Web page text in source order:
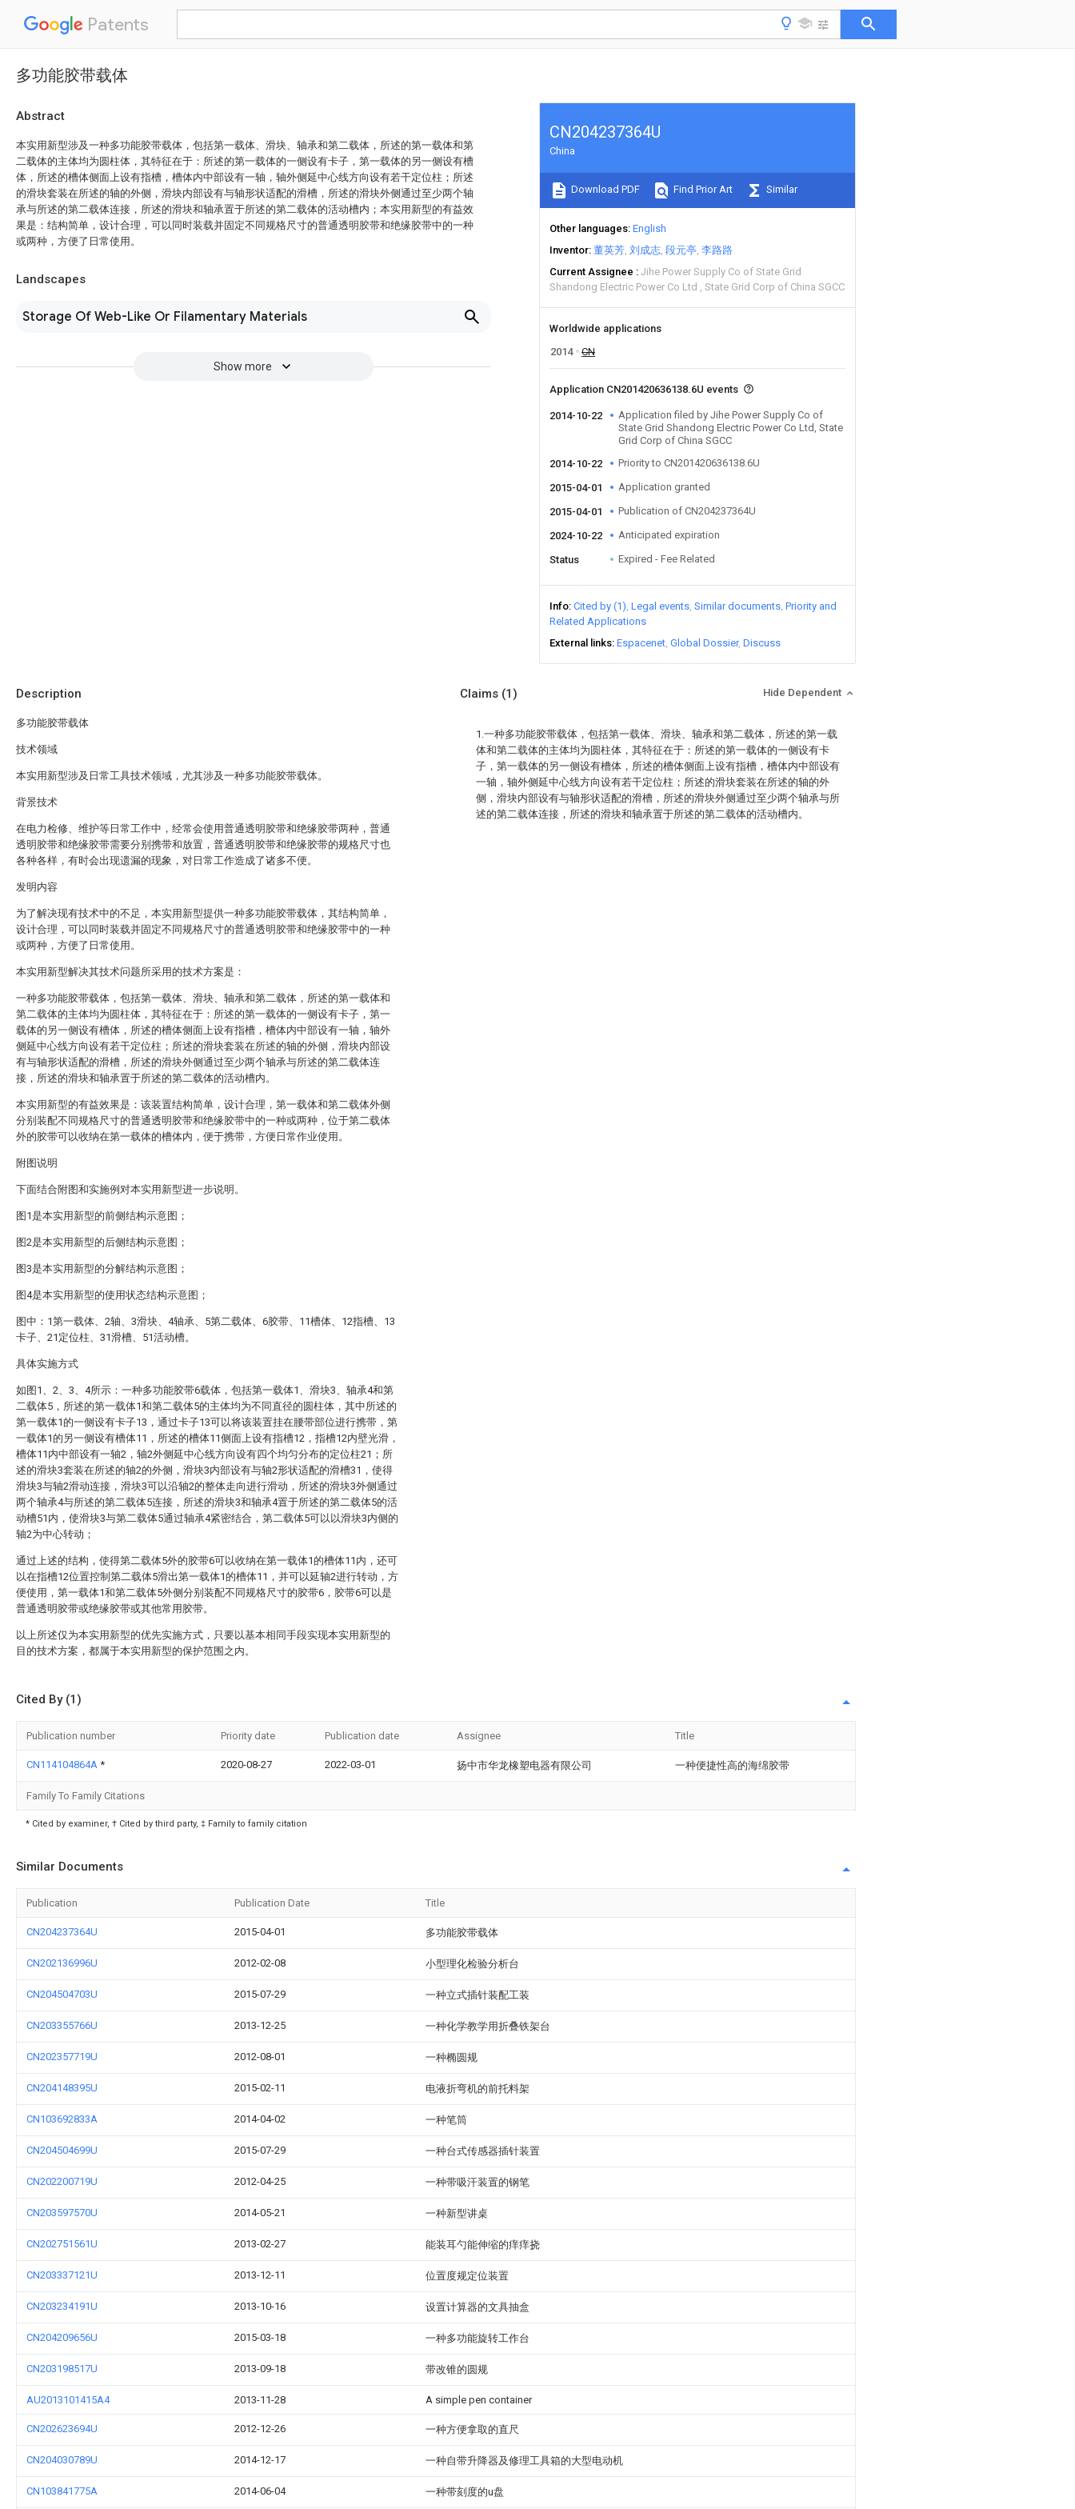
Patents
多功能胶带载体
Abstract
本实用新型涉及一种多功能胶带载体，包括第一载体、滑块、轴承和第二载体，所述的第一载体和第
二载体的主体均为圆柱体，其特征在于：所述的第一载体的一侧设有卡子，第一载体的另一侧设有槽
体，所述的槽体侧面上设有指槽，槽体内中部设有一轴，轴外侧延中心线方向设有若干定位柱；所述
的滑块套装在所述的轴的外侧，滑块内部设有与轴形状适配的滑槽，所述的滑块外侧通过至少两个轴
承与所述的第二载体连接，所述的滑块和轴承置于所述的第二载体的活动槽内；本实用新型的有益效
果是：结构简单，设计合理，可以同时装载并固定不同规格尺寸的普通透明胶带和绝缘胶带中的一种
或两种，方便了日常使用。
Landscapes
Storage Of Web-Like Or Filamentary Materials
Show more
CN204237364U
China
Download PDF Find Prior Art Similar
Other languages English
Inventor 董英芳 刘成志 段元亭 李路路
Current Assignee
Jihe Power Supply Co of State Grid
Shandong Electric Power Co Ltd
State Grid Corp of China SGCC
Worldwide applications
2014
CN
Application CN201420636138.6U events
2014-10-22
Application filed by Jihe Power Supply Co of
State Grid Shandong Electric Power Co Ltd, State
Grid Corp of China SGCC
2014-10-22
Priority to CN201420636138.6U
2015-04-01 Application granted
2015-04-01 Publication of CN204237364U
2024-10-22 Anticipated expiration
Status Expired - Fee Related
Info Cited by (1) Legal events Similar documents Priority and
Related Applications
External links Espacenet Global Dossier Discuss
Description
多功能胶带载体
技术领域
本实用新型涉及日常工具技术领域，尤其涉及一种多功能胶带载体。
背景技术
在电力检修、维护等日常工作中，经常会使用普通透明胶带和绝缘胶带两种，普通
透明胶带和绝缘胶带需要分别携带和放置，普通透明胶带和绝缘胶带的规格尺寸也
各种各样，有时会出现遗漏的现象，对日常工作造成了诸多不便。
发明内容
为了解决现有技术中的不足，本实用新型提供一种多功能胶带载体，其结构简单，
设计合理，可以同时装载并固定不同规格尺寸的普通透明胶带和绝缘胶带中的一种
或两种，方便了日常使用。
本实用新型解决其技术问题所采用的技术方案是：
一种多功能胶带载体，包括第一载体、滑块、轴承和第二载体，所述的第一载体和
第二载体的主体均为圆柱体，其特征在于：所述的第一载体的一侧设有卡子，第一
载体的另一侧设有槽体，所述的槽体侧面上设有指槽，槽体内中部设有一轴，轴外
侧延中心线方向设有若干定位柱；所述的滑块套装在所述的轴的外侧，滑块内部设
有与轴形状适配的滑槽，所述的滑块外侧通过至少两个轴承与所述的第二载体连
接，所述的滑块和轴承置于所述的第二载体的活动槽内。
本实用新型的有益效果是：该装置结构简单，设计合理，第一载体和第二载体外侧
分别装配不同规格尺寸的普通透明胶带和绝缘胶带中的一种或两种，位于第二载体
外的胶带可以收纳在第一载体的槽体内，便于携带，方便日常作业使用。
附图说明
下面结合附图和实施例对本实用新型进一步说明。
图1是本实用新型的前侧结构示意图；
图2是本实用新型的后侧结构示意图；
图3是本实用新型的分解结构示意图；
图4是本实用新型的使用状态结构示意图；
图中：1第一载体、2轴、3滑块、4轴承、5第二载体、6胶带、11槽体、12指槽、13
卡子、21定位柱、31滑槽、51活动槽。
具体实施方式
如图1、2、3、4所示：一种多功能胶带6载体，包括第一载体1、滑块3、轴承4和第
二载体5，所述的第一载体1和第二载体5的主体均为不同直径的圆柱体，其中所述的
第一载体1的一侧设有卡子13，通过卡子13可以将该装置挂在腰带部位进行携带，第
一载体1的另一侧设有槽体11，所述的槽体11侧面上设有指槽12，指槽12内壁光滑，
槽体11内中部设有一轴2，轴2外侧延中心线方向设有四个均匀分布的定位柱21；所
述的滑块3套装在所述的轴2的外侧，滑块3内部设有与轴2形状适配的滑槽31，使得
滑块3与轴2滑动连接，滑块3可以沿轴2的整体走向进行滑动，所述的滑块3外侧通过
两个轴承4与所述的第二载体5连接，所述的滑块3和轴承4置于所述的第二载体5的活
动槽51内，使滑块3与第二载体5通过轴承4紧密结合，第二载体5可以以滑块3内侧的
轴2为中心转动；
通过上述的结构，使得第二载体5外的胶带6可以收纳在第一载体1的槽体11内，还可
以在指槽12位置控制第二载体5滑出第一载体1的槽体11，并可以延轴2进行转动，方
便使用，第一载体1和第二载体5外侧分别装配不同规格尺寸的胶带6，胶带6可以是
普通透明胶带或绝缘胶带或其他常用胶带。
以上所述仅为本实用新型的优先实施方式，只要以基本相同手段实现本实用新型的
目的技术方案，都属于本实用新型的保护范围之内。
Claims (1) Hide Dependent
1.一种多功能胶带载体，包括第一载体、滑块、轴承和第二载体，所述的第一载
体和第二载体的主体均为圆柱体，其特征在于：所述的第一载体的一侧设有卡
子，第一载体的另一侧设有槽体，所述的槽体侧面上设有指槽，槽体内中部设有
一轴，轴外侧延中心线方向设有若干定位柱；所述的滑块套装在所述的轴的外
侧，滑块内部设有与轴形状适配的滑槽，所述的滑块外侧通过至少两个轴承与所
述的第二载体连接，所述的滑块和轴承置于所述的第二载体的活动槽内。
Cited By (1)
Publication number Priority date Publication date Assignee Title
CN114104864A * 2020-08-27 2022-03-01 扬中市华龙橡塑电器有限公司 一种便捷性高的海绵胶带
Family To Family Citations
* Cited by examiner, † Cited by third party, ‡ Family to family citation
Similar Documents
Publication Publication Date Title
CN204237364U 2015-04-01 多功能胶带载体
CN202136996U 2012-02-08 小型理化检验分析台
CN204504703U 2015-07-29 一种立式插针装配工装
CN203355766U 2013-12-25 一种化学教学用折叠铁架台
CN202357719U 2012-08-01 一种椭圆规
CN204148395U 2015-02-11 电液折弯机的前托料架
CN103692833A 2014-04-02 一种笔筒
CN204504699U 2015-07-29 一种台式传感器插针装置
CN202200719U 2012-04-25 一种带吸汗装置的钢笔
CN203597570U 2014-05-21 一种新型讲桌
CN202751561U 2013-02-27 能装耳勺能伸缩的痒痒挠
CN203337121U 2013-12-11 位置度规定位装置
CN203234191U 2013-10-16 设置计算器的文具抽盒
CN204209656U 2015-03-18 一种多功能旋转工作台
CN203198517U 2013-09-18 带改锥的圆规
AU2013101415A4 2013-11-28 A simple pen container
CN202623694U 2012-12-26 一种方便拿取的直尺
CN204030789U 2014-12-17 一种自带升降器及修理工具箱的大型电动机
CN103841775A 2014-06-04 一种带刻度的u盘